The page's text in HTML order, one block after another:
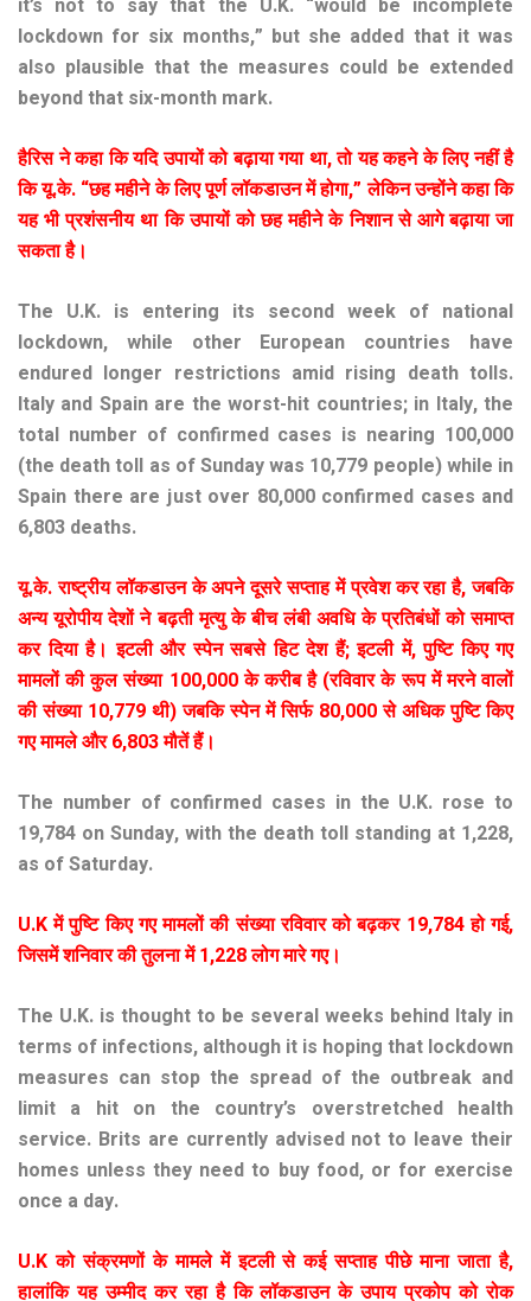
it’s not to say that the U.K. “would be incomplete
lockdown for six months,” but she added that it was
also plausible that the measures could be extended
beyond that six-month mark.
हैरिसनेकहाकियदिउपायोंकोबढ़ायागया था,तोयहकहनेकेलिएनहींहै
कियू.के. “छहमहीनेकेलिएपूर्णलॉकडाउनमेंहोगा,”लेकिनउन्होंनेकहाकि
यह भी प्रशंसनीय था कि उपायों को छह महीने के निशान से आगे बढ़ाया जा
सकताहै।
The U.K. is entering its second week of national
lockdown, while other European countries have
endured longer restrictions amid rising death tolls.
Italy and Spain are the worst-hit countries; in Italy, the
total number of confirmed cases is nearing 100,000
(the death toll as of Sunday was 10,779 people) while in
Spain there are just over 80,000 confirmed cases and
6,803 deaths.
यू.के.राष्ट्रीय लॉकडाउन के अपने दूसरे सप्ताह में प्रवेश कर रहा है,जबकि
अन्य यूरोपीय देशों ने बढ़ती मृत्यु के बीच लंबी अवधि के प्रतिबंधों को समाप्त
कर दिया है। इटली और स्पेन सबसे हिट देश हैं;इटली में,पुष्टि किए गए
मामलों की कुल संख्या100,000के करीब है(रविवार के रूप में मरने वालों
की संख्या10,779 थी)जबकि स्पेन में सिर्फ80,000से अधिक पुष्टि किए
गएमामलेऔर6,803मौतेंहैं।
The number of confirmed cases in the U.K. rose to
19,784 on Sunday, with the death toll standing at 1,228,
as of Saturday.
U.Kमें पुष्टि किए गए मामलों की संख्या रविवार को बढ़कर19,784हो गई,
जिसमेंशनिवारकीतुलनामें1,228लोगमारेगए।
The U.K. is thought to be several weeks behind Italy in
terms of infections, although it is hoping that lockdown
measures can stop the spread of the outbreak and
limit a hit on the country’s overstretched health
service. Brits are currently advised not to leave their
homes unless they need to buy food, or for exercise
once a day.
U.Kको संक्रमणों के मामले में इटली से कई सप्ताह पीछे माना जाता है,
हालांकि यह उम्मीद कर रहा है कि लॉकडाउन के उपाय प्रकोप को रोक